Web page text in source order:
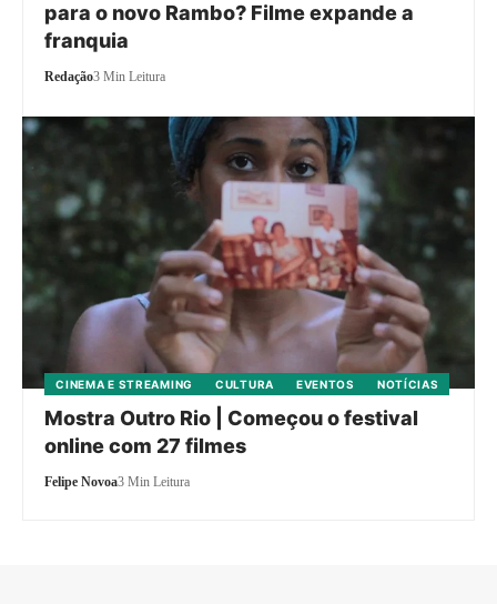
para o novo Rambo? Filme expande a
franquia
Redação3 Min Leitura
CINEMA E STREAMING CULTURA EVENTOS NOTÍCIAS
Mostra Outro Rio | Começou o festival
online com 27 filmes
Felipe Novoa3 Min Leitura